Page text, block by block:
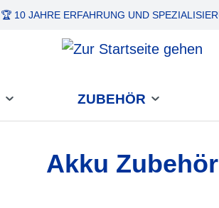
🏆 10 JAHRE ERFAHRUNG UND
ZUBEHÖR
Akku Zubehör